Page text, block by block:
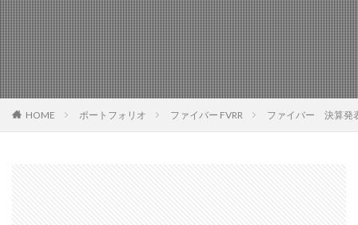
HOME ポートフォリオ ファイバー FVRR ファイバー 決算発